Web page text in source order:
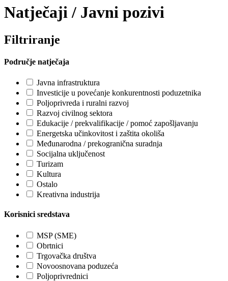
Natječaji / Javni pozivi
Filtriranje
Područje natječaja
Javna infrastruktura
Investicije u povećanje konkurentnosti poduzetnika
Poljoprivreda i ruralni razvoj
Razvoj civilnog sektora
Edukacije / prekvalifikacije / pomoć zapošljavanju
Energetska učinkovitost i zaštita okoliša
Međunarodna / prekogranična suradnja
Socijalna uključenost
Turizam
Kultura
Ostalo
Kreativna industrija
Korisnici sredstava
MSP (SME)
Obrtnici
Trgovačka društva
Novoosnovana poduzeća
Poljoprivrednici